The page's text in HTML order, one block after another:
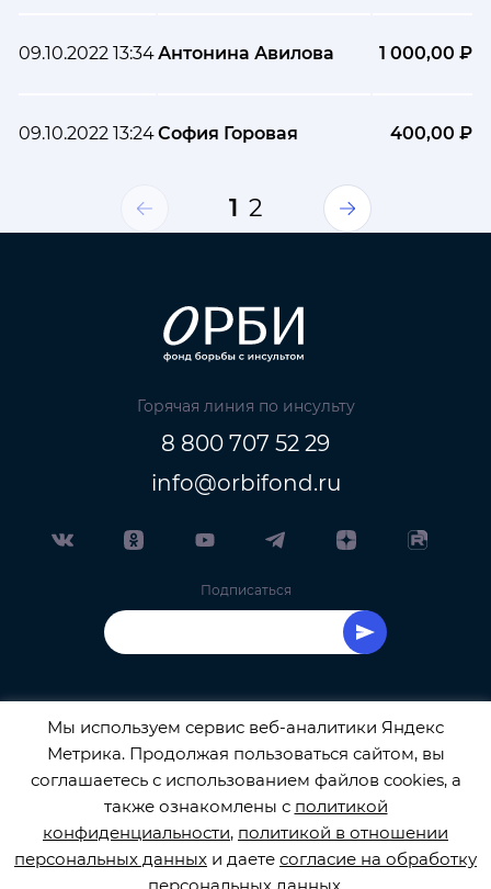
09.10.2022 13:34Антонина Авилова 1 000,00 ₽
09.10.2022 13:24София Горовая 400,00 ₽
1 2
Горячая линия по инсульту
8 800 707 52 29
info@orbifond.ru
Подписаться
ОФИЦИАЛЬНЫЙ ОПЕРАТОР ОБРАБОТКИ
ПЕРСОНАЛЬНЫХ ДАННЫХ РЕГИСТРАЦИОННЫЙ
НОМЕР 77-22-133540
Мы используем сервис веб-аналитики Яндекс
Метрика. Продолжая пользоваться сайтом, вы
соглашаетесь с использованием файлов cookies, а
также ознакомлены с политикой
конфиденциальности, политикой в отношении
персональных данных и даете согласие на обработку